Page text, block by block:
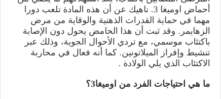
أحماض اوميغا 3. ناهيك عن أن هذه المادة تلعب دورا
مهما في حماية القدرات الذهنية والوقاية من مرض
الزهايمر. وقد ثبت أن هذا الحامض يحول دون الإصابة
باكتئاب موسمي، مع تردي الأحوال الجوية، وذلك عبر
تنشيط وإفراز الميلاتونين. كما أنه فعال في محاربة
الاكتئاب الذي يلي الولادة .
ما هي احتياجات الفرد من اوميغا3؟